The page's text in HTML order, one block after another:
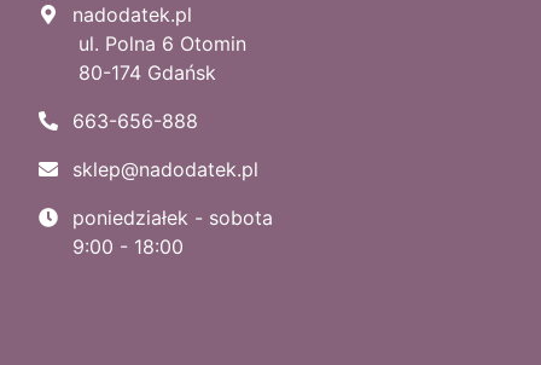
nadodatek.pl
ul. Polna 6 Otomin
80-174 Gdańsk
663-656-888
sklep@nadodatek.pl
poniedziałek - sobota
9:00 - 18:00